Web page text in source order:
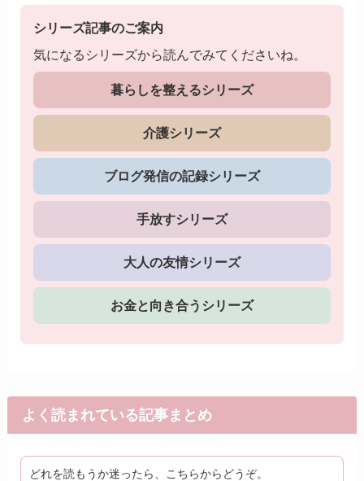
シリーズ記事のご案内
気になるシリーズから読んでみてくださいね。
暮らしを整えるシリーズ
介護シリーズ
ブログ発信の記録シリーズ
手放すシリーズ
大人の友情シリーズ
お金と向き合うシリーズ
よく読まれている記事まとめ
どれを読もうか迷ったら、こちらからどうぞ。